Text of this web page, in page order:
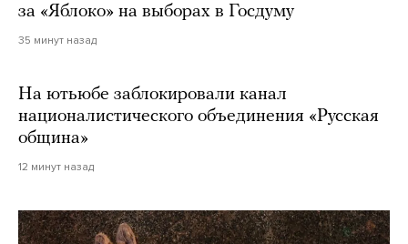
за «Яблоко» на выборах в Госдуму
35 минут назад
На ютьюбе заблокировали канал
националистического объединения «Русская
община»
12 минут назад